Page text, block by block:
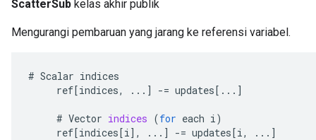
ScatterSub kelas akhir publik
Mengurangi pembaruan yang jarang ke referensi variabel.
# Scalar indices
ref[indices, ... ] -= updates[ ... ]
# Vector indices (for each i)
ref[indices[i] , ... ] -= updates[i, ... ]